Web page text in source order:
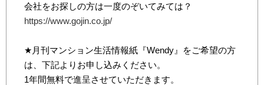
会社をお探しの方は一度のぞいてみては？
https://www.gojin.co.jp/
★月刊マンション生活情報紙『Wendy』をご希望の方
は、下記よりお申し込みください。
1年間無料で進呈させていただきます。